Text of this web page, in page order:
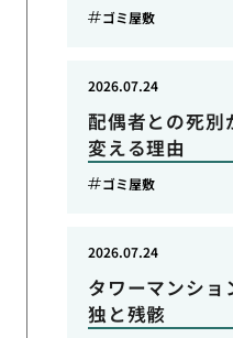
ゴミ屋敷
配偶者との死別
変える理由
2026.07.24
ゴミ屋敷
タワーマンショ
独と残骸
2026.07.24